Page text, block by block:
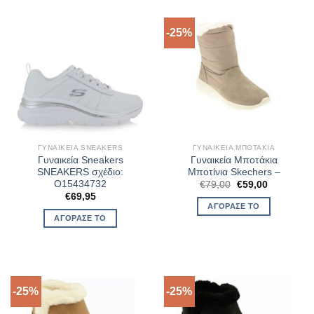
ΓΥΝΑΙΚΕΊΑ SNEAKERS
Γυναικεία Sneakers
SNEAKERS σχέδιο:
O15434732
€69,95
ΑΓΌΡΑΣΈ ΤΟ
-25%
ΓΥΝΑΙΚΕΊΑ ΜΠΟΤΆΚΙΑ
Γυναικεία Μποτάκια
Μποτίνια Skechers –
€79,00 Original
was:
€79,00.
€59,00Η
ΑΓΌΡΑΣΈ ΤΟ
-25% -25%